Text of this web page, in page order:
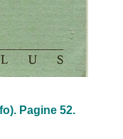
Pagine 52.